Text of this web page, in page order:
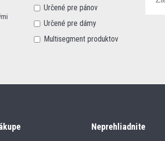
Určené pre pánov
Určené pre dámy
Multisegment produktov
Neprehliadnite